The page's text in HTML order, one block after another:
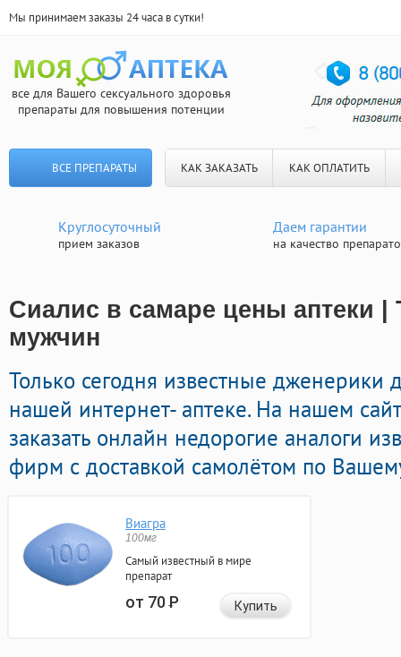
Мы принимаем заказы 24 часа в сутки!
все для Вашего сексуального здоровья
препараты для повышения потенции
ВСЕ ПРЕПАРАТЫ КАК ЗАКАЗАТЬ КАК ОПЛАТИТЬ
Круглосуточный
прием заказов
Даем гарантии
на качество
Сиалис в самаре цены аптеки |
мужчин
Только сегодня известные
нашей интернет- аптеке. На нашем
заказать онлайн недорогие аналоги
фирм с доставкой самолётом по
Виагра
100мг
Самый известный в мире
препарат
от 70Р Купить